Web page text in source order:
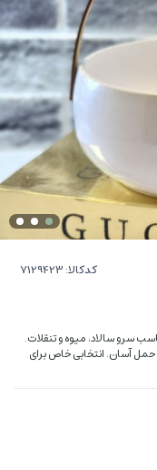
کدکالا:
سرو سالاد، میوه و تنقلات.
آسان. انتخابی خاص برای